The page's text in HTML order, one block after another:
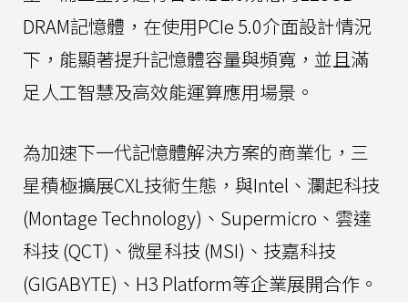
DRAM記憶體，在使用PCIe 5.0介面設計情況
下，能顯著提升記憶體容量與頻寬，並且滿
足人工智慧及高效能運算應用場景。
為加速下一代記憶體解決方案的商業化，三
星積極擴展CXL技術生態，與Intel、瀾起科技
(Montage Technology)、Supermicro、雲達
科技 (QCT)、微星科技 (MSI)、技嘉科技
(GIGABYTE)、H3 Platform等企業展開合作。